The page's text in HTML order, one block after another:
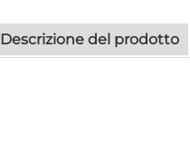
Descrizione del prodotto